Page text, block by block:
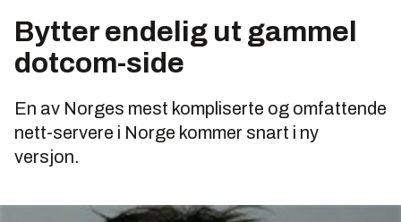
Bytter endelig ut gammel
dotcom-side
En av Norges mest kompliserte og omfattende
nett-servere i Norge kommer snart i ny
versjon.